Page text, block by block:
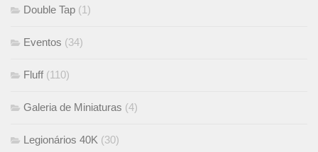
Double Tap (1)
Eventos (34)
Fluff (110)
Galeria de Miniaturas (4)
Legionários 40K (30)